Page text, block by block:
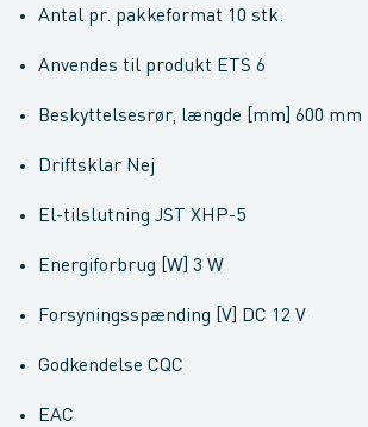
Antal pr. pakkeformat 10 stk.
Anvendes til produkt ETS 6
Beskyttelsesrør, længde [mm] 600 mm
Driftsklar Nej
El-tilslutning JST XHP-5
Energiforbrug [W] 3 W
Forsyningsspænding [V] DC 12 V
Godkendelse CQC
EAC